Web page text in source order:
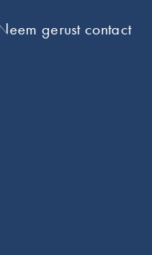
gerust contact